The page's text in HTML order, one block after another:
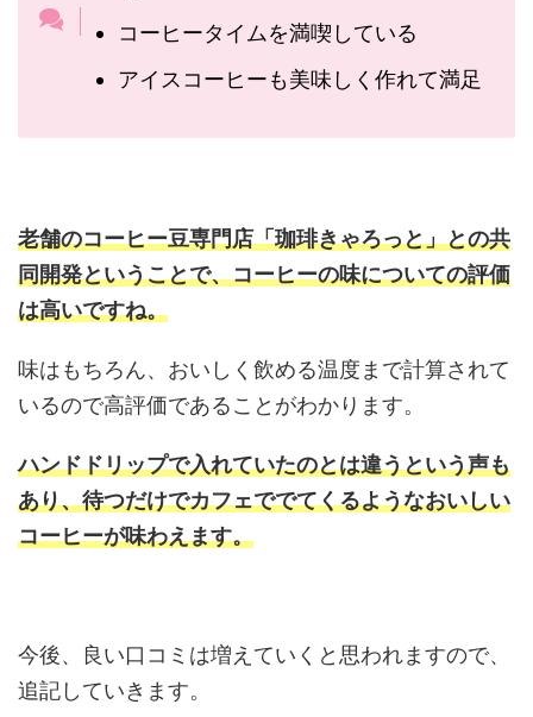
コーヒータイムを満喫している
アイスコーヒーも美味しく作れて満足
老舗のコーヒー豆専門店「珈琲きゃろっと」との共
同開発ということで、コーヒーの味についての評価
は高いですね。
味はもちろん、おいしく飲める温度まで計算されて
いるので高評価であることがわかります。
ハンドドリップで入れていたのとは違うという声も
あり、待つだけでカフェででてくるようなおいしい
コーヒーが味わえます。
今後、良い口コミは増えていくと思われますので、
追記していきます。